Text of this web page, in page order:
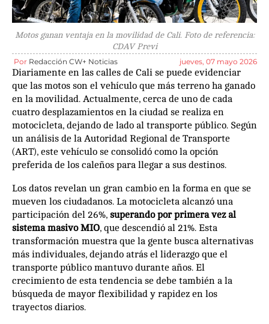
Motos ganan ventaja en la movilidad de Cali. Foto de referencia:
CDAV Previ
Por Redacción CW+ Noticias jueves, 07 mayo 2026
Diariamente en las calles de Cali se puede evidenciar
que las motos son el vehículo que más terreno ha ganado
en la movilidad. Actualmente, cerca de uno de cada
cuatro desplazamientos en la ciudad se realiza en
motocicleta, dejando de lado al transporte público. Según
un análisis de la Autoridad Regional de Transporte
(ART), este vehículo se consolidó como la opción
preferida de los caleños para llegar a sus destinos.
Los datos revelan un gran cambio en la forma en que se
mueven los ciudadanos. La motocicleta alcanzó una
participación del 26%, superando por primera vez al
sistema masivo MIO, que descendió al 21%. Esta
transformación muestra que la gente busca alternativas
más individuales, dejando atrás el liderazgo que el
transporte público mantuvo durante años. El
crecimiento de esta tendencia se debe también a la
búsqueda de mayor flexibilidad y rapidez en los
trayectos diarios.